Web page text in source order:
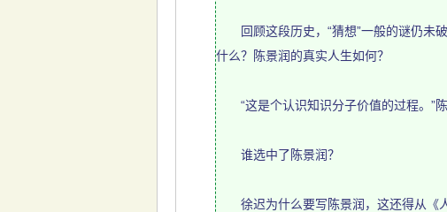
回顾这段历史，“猜想”一般的谜仍未破
什么？陈景润的真实人生如何？
“这是个认识知识分子价值的过程。”陈
谁选中了陈景润？
徐迟为什么要写陈景润，这还得从《人